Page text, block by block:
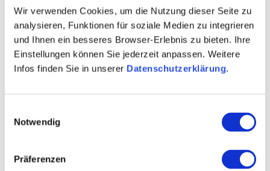
Wir verwenden Cookies, um die Nutzung dieser Seite zu
analysieren, Funktionen für soziale Medien zu integrieren
und Ihnen ein besseres Browser-Erlebnis zu bieten. Ihre
Einstellungen können Sie jederzeit anpassen. Weitere
Infos finden Sie in unserer Datenschutzerklärung.
Notwendig
Präferenzen
Architektur
Gastronomie
Weinseminare
Ökoweingut Arndt F. Werner
Mainzer Straße 97 55218 Ingelheim am Rhein